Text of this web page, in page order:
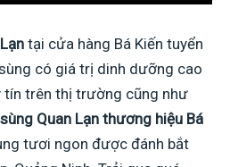
tại cửa hàng Bá Kiến tuyển
có giá trị dinh dưỡng cao
tín trên thị trường cũng như
Quan Lạn thương hiệu Bá
tươi ngon được đánh bắt